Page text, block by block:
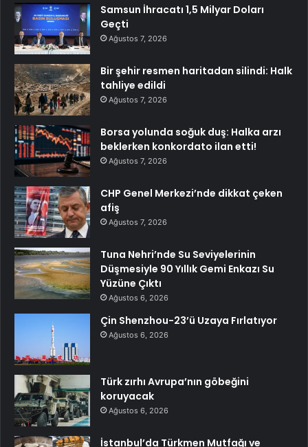
Samsun İhracatı 1,5 Milyar Doları
Geçti
Ağustos 7, 2026
Bir şehir resmen haritadan silindi: Halk
tahliye edildi
Ağustos 7, 2026
Borsa yolunda soğuk duş: Halka arzı
beklerken konkordato ilan etti!
Ağustos 7, 2026
CHP Genel Merkezi’nde dikkat çeken
afiş
Ağustos 7, 2026
Tuna Nehri’nde Su Seviyelerinin
Düşmesiyle 90 Yıllık Gemi Enkazı Su
Yüzüne Çıktı
Ağustos 6, 2026
Çin Shenzhou-23’ü Uzaya Fırlatıyor
Ağustos 6, 2026
Türk zırhı Avrupa’nın göbeğini
koruyacak
Ağustos 6, 2026
İstanbul’da Türkmen Mutfağı ve